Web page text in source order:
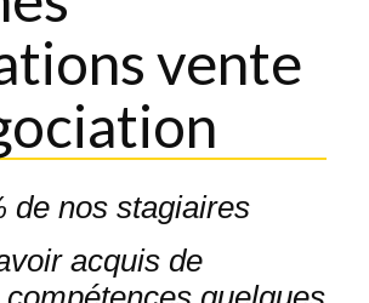
NOS PROGRAMMES
Accueil téléphonique
Traitement des
réclamations par
Prospection
Commerciale par
vente
de nos stagiaires
acquis de